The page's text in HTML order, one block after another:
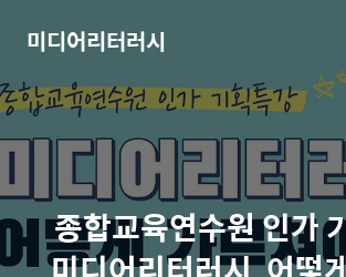
미디어리터러시
종합교육연수원 인가